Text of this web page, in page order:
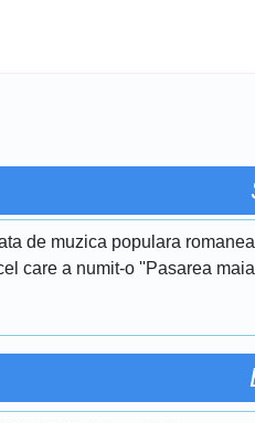
de muzica populara
care a numit-o ''Pasarea